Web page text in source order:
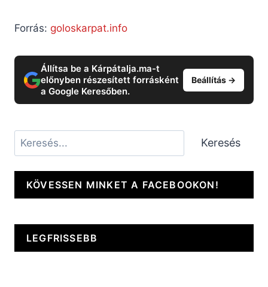
Forrás: goloskarpat.info
Állítsa be a Kárpátalja.ma-t
előnyben részesített forrásként
a Google Keresőben.
Beállítás →
Keresés Keresés
KÖVESSEN MINKET A FACEBOOKON!
LEGFRISSEBB